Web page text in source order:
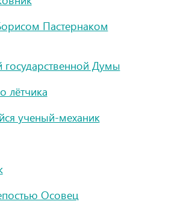
Пастернаком
Думы
лётчика
ученый-механик
Осовец